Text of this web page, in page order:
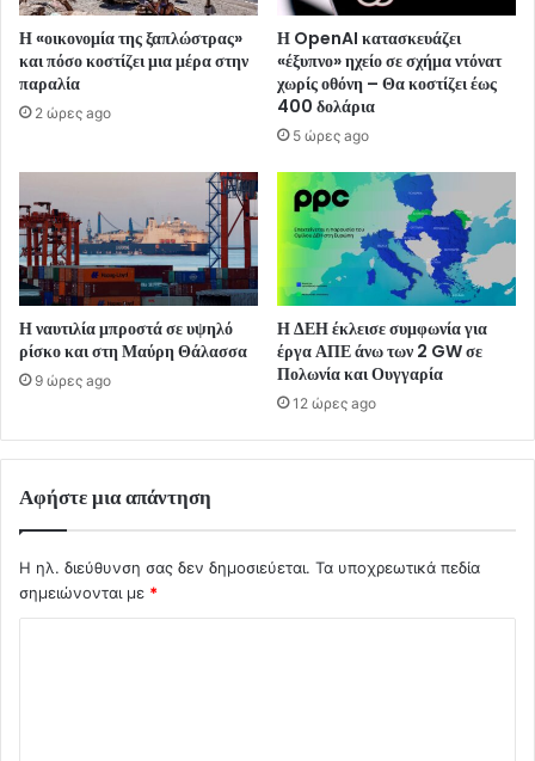
Η «οικονομία της ξαπλώστρας»
και πόσο κοστίζει μια μέρα στην
παραλία
2 ώρες ago
Η OpenAI κατασκευάζει
«έξυπνο» ηχείο σε σχήμα ντόνατ
χωρίς οθόνη – Θα κοστίζει έως
400 δολάρια
5 ώρες ago
Η ναυτιλία μπροστά σε υψηλό
ρίσκο και στη Μαύρη Θάλασσα
9 ώρες ago
Η ΔΕΗ έκλεισε συμφωνία για
έργα ΑΠΕ άνω των 2 GW σε
Πολωνία και Ουγγαρία
12 ώρες ago
Αφήστε μια απάντηση
Η ηλ. διεύθυνση σας δεν δημοσιεύεται. Τα υποχρεωτικά πεδία
σημειώνονται με *